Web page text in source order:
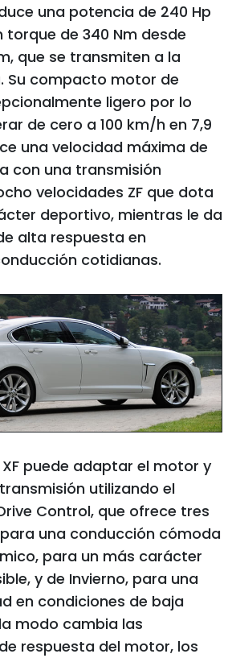
una potencia de 240 Hp
torque de 340 Nm desde
que se transmiten a la
Su compacto motor de
ligero por lo
de cero a 100 km/h en 7,9
una velocidad máxima de
con una transmisión
velocidades ZF que dota
deportivo, mientras le da
alta respuesta en
cotidianas.
puede adaptar el motor y
utilizando el
Control, que ofrece tres
una conducción cómoda
para un más carácter
y de Invierno, para una
en condiciones de baja
modo cambia las
respuesta del motor, los